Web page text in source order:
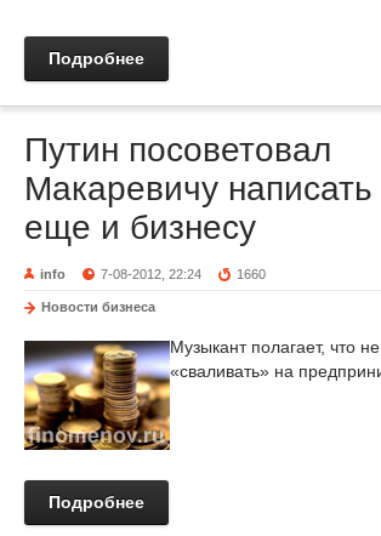
Подробнее
Путин посоветовал
Макаревичу
еще и бизнесу
info 7-08-2012, 22:24 1660
Новости бизнеса
Музыкант полагает, что
«сваливать» на
Подробнее